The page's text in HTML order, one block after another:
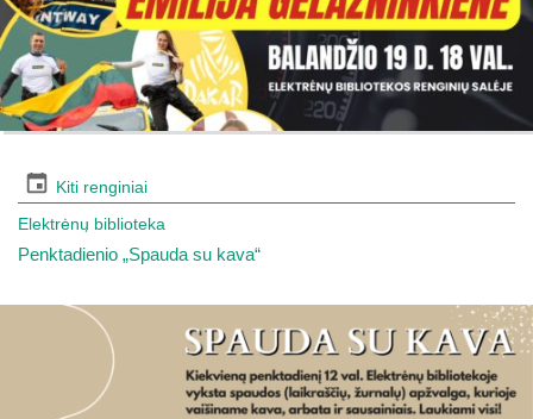
Kiti renginiai
Elektrėnų biblioteka
Penktadienio „Spauda su kava“